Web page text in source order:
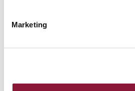
Marketing